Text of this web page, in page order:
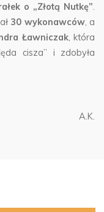
o „Złotą Nutkę”.
30 wykonawców, a
Ławniczak, która
cisza” i zdobyła
A.K.